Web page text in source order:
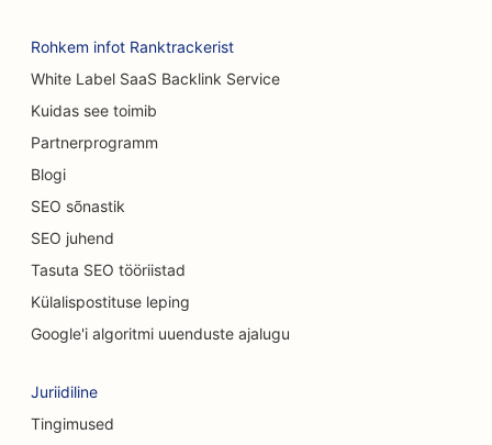
SEO autopesulate jaoks
SEO kohvikutele
SEO vaipade ja põrandakattematerjalide
SEO Casual Dining restoranidele
SEO kassikohvikutele
SEO kiropraktikutele
SEO puhastusteenuste jaoks
SEO kohvipoodidele
Rohkem infot Ranktrackerist
White Label SaaS Backlink Service
Kuidas see toimib
Partnerprogramm
Blogi
SEO sõnastik
SEO juhend
Tasuta SEO tööriistad
Külalispostituse leping
Google'i algoritmi uuenduste ajalugu
Juriidiline
Tingimused